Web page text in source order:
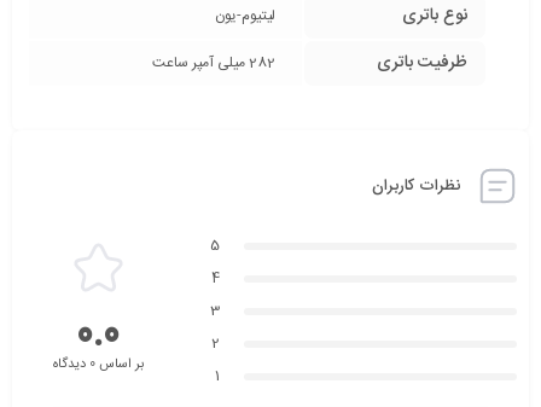
نوع باتری لیتیوم-یون
ظرفیت باتری 282 میلی آمپر ساعت
نظرات کاربران
5
4
3
2
1
0.0
بر اساس 0 دیدگاه